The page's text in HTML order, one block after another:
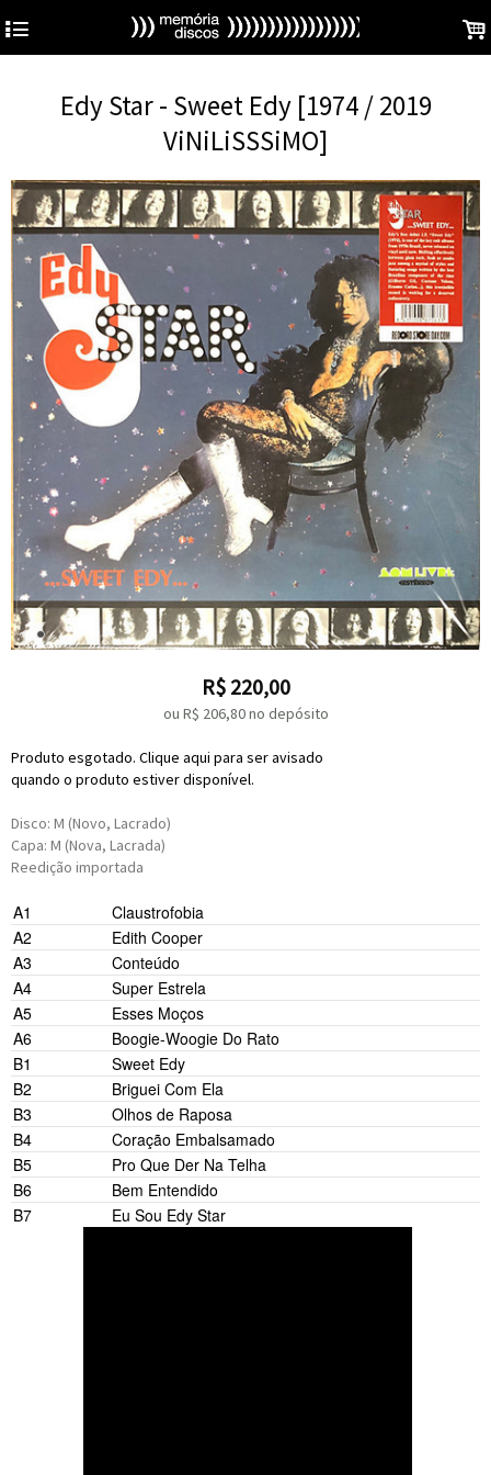
4 .
Edy Star - Sweet Edy [1974 / 2019
ViNiLiSSSiMO]
R$ 220,00
ou R$ 206,80no depósito
Produto esgotado. Clique aqui para ser avisado
quando o produto estiver disponível.
Disco: M (Novo, Lacrado)
Capa: M (Nova, Lacrada)
Reedição importada
A1
Claustrofobia
A2
Edith Cooper
A3
Conteúdo
A4
Super Estrela
A5
Esses Moços
A6
Boogie-Woogie Do Rato
B1
Sweet Edy
B2
Briguei Com Ela
B3
Olhos de Raposa
B4
Coração Embalsamado
B5
Pro Que Der Na Telha
B6
Bem Entendido
B7
Eu Sou Edy Star